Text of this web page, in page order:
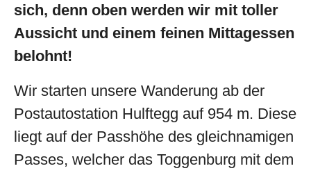
sich, denn oben werden wir mit toller
Aussicht und einem feinen Mittagessen
belohnt!
Wir starten unsere Wanderung ab der
Postautostation Hulftegg auf 954 m. Diese
liegt auf der Passhöhe des gleichnamigen
Passes, welcher das Toggenburg mit dem